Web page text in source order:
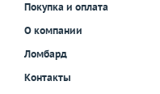
Покупка и оплата
О компании
Ломбард
Контакты